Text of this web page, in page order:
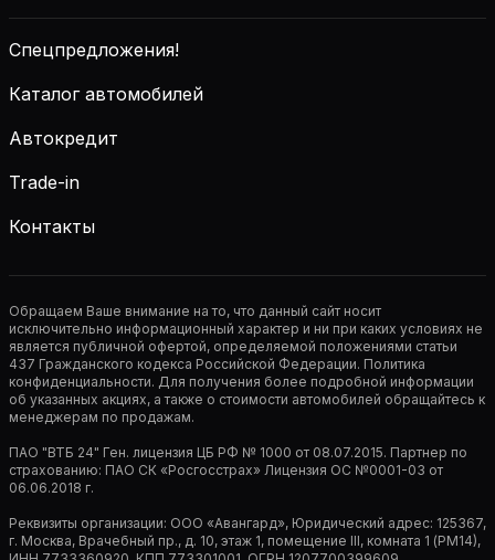
Спецпредложения!
Каталог автомобилей
Автокредит
Trade-in
Контакты
Обращаем Ваше внимание на то, что данный сайт носит
исключительно информационный характер и ни при каких условиях не
является публичной офертой, определяемой положениями статьи
437 Гражданского кодекса Российской Федерации. Политика
конфиденциальности. Для получения более подробной информации
об указанных акциях, а также о стоимости автомобилей обращайтесь к
менеджерам по продажам.
ПАО "ВТБ 24" Ген. лицензия ЦБ РФ № 1000 от 08.07.2015. Партнер по
страхованию: ПАО СК «Росгосстрах» Лицензия ОС №0001-03 от
06.06.2018 г.
Реквизиты организации: ООО «Авангард», Юридический адрес: 125367,
г. Москва, Врачебный пр., д. 10, этаж 1, помещение III, комната 1 (РМ14),